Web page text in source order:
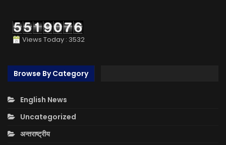
Views Today : 3532
Browse By Category
English News
Uncategorized
अन्तराष्ट्रीय